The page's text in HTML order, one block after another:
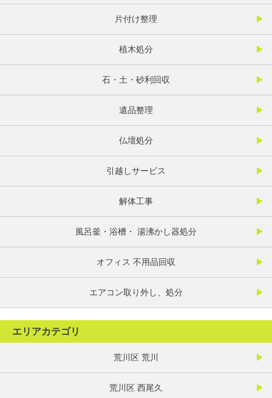
片付け整理
植木処分
石・土・砂利回収
遺品整理
仏壇処分
引越しサービス
解体工事
風呂釜・浴槽・ 湯沸かし器処分
オフィス 不用品回収
エアコン取り外し、処分
エリアカテゴリ
荒川区 荒川
荒川区 西尾久